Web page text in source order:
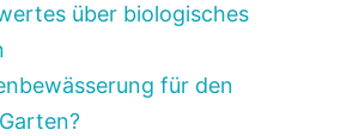
über biologisches
für den